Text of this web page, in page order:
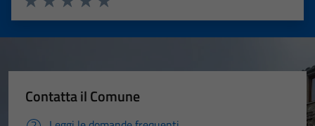
Valuta 5 stelle su 5
Valuta 4 stelle su 5
Valuta 3 stelle su 5
Valuta 2 stelle su 5
Valuta 1 stelle su 5
Contatta il Comune